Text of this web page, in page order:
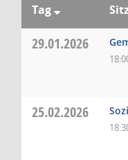
Tag
29.01.2026
25.02.2026